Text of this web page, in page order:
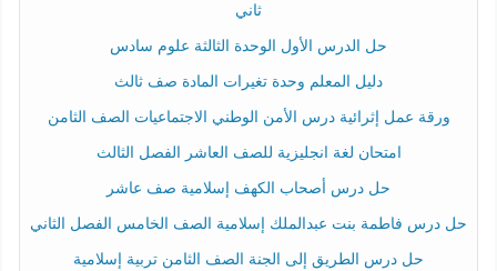
ثاني
حل الدرس الأول الوحدة الثالثة علوم سادس
دليل المعلم وحدة تغيرات المادة صف ثالث
ورقة عمل إثرائية درس الأمن الوطني الاجتماعيات الصف الثامن
امتحان لغة انجليزية للصف العاشر الفصل الثالث
حل درس أصحاب الكهف إسلامية صف عاشر
حل درس فاطمة بنت عبدالملك إسلامية الصف الخامس الفصل الثاني
حل درس الطريق إلى الجنة الصف الثامن تربية إسلامية